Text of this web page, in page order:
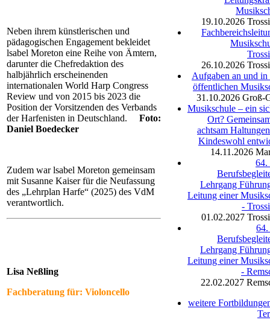
Neben ihrem künstlerischen und
pädagogischen Engagement bekleidet
lsabel Moreton eine Reihe von Ämtern,
darunter die Chefredaktion des
halbjährlich erscheinenden
internationalen World Harp Congress
Review und von 2015 bis 2023 die
Position der Vorsitzenden des Verbands
der Harfenisten in Deutschland. Foto:
Daniel Boedecker
Zudem war lsabel Moreton gemeinsam
mit Susanne Kaiser für die Neufassung
des „Lehrplan Harfe“ (2025) des VdM
verantwortlich.
Lisa Neßling
Fachberatung für: Violoncello
19.10.2026
26.10.2026
Aufgaben an und in
öffentlichen
31.10.2026 Groß-
Musikschule – ein
Ort?
achtsam
Kindeswohl
14.11.2026
Lehrgang
Leitung einer
-
01.02.2027
Lehrgang
Leitung einer
-
22.02.2027
weitere